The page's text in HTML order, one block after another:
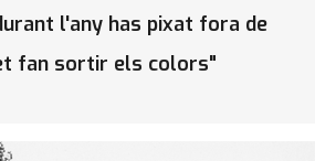
l'any has pixat fora de
fan sortir els colors"